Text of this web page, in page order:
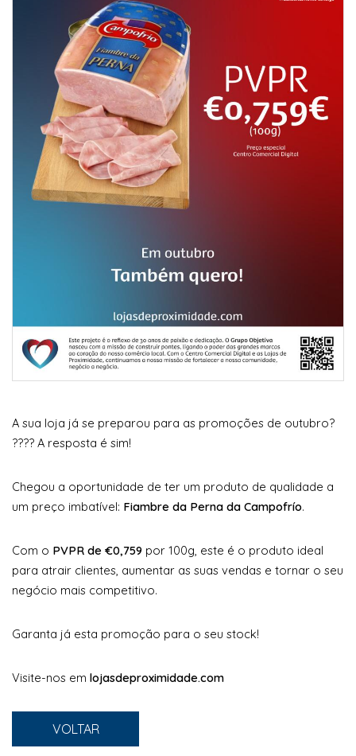
A sua loja já se preparou para as promoções de outubro?
???? A resposta é sim!
Chegou a oportunidade de ter um produto de qualidade a
um preço imbatível: Fiambre da Perna da Campofrío.
Com o PVPR de €0,759 por 100g, este é o produto ideal
para atrair clientes, aumentar as suas vendas e tornar o seu
negócio mais competitivo.
Garanta já esta promoção para o seu stock!
Visite-nos em lojasdeproximidade.com
VOLTAR